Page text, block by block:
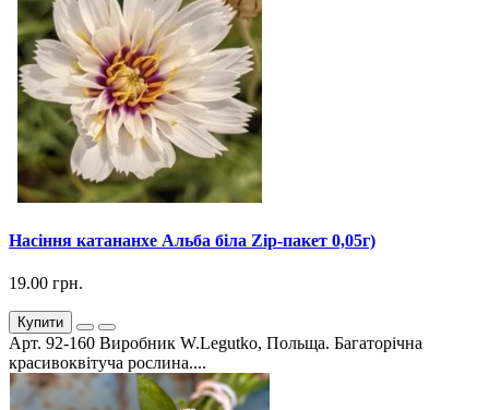
Насіння катананхе Альба біла Zip-пакет 0,05г)
19.00 грн.
Купити
Арт. 92-160 Виробник W.Legutko, Польща. Багаторічна
красивоквітуча рослина....